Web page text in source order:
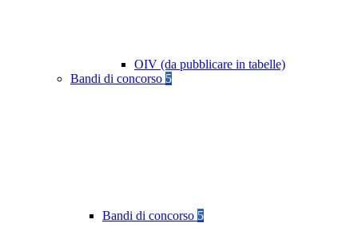
OIV (da pubblicare in tabelle)
Bandi di concorso 5
Bandi di concorso 5